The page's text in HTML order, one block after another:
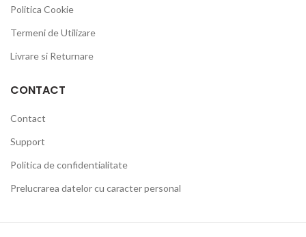
Politica Cookie
Termeni de Utilizare
Livrare si Returnare
CONTACT
Contact
Support
Politica de confidentialitate
Prelucrarea datelor cu caracter personal